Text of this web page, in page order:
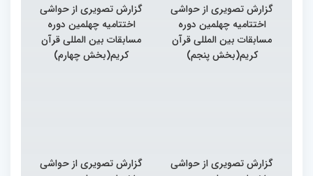
گزارش تصویری از حواشی
اختتامیه چهلمین دوره
مسابقات بین المللی قرآن
کریم(بخش پنجم)
گزارش تصویری از حواشی
اختتامیه چهلمین دوره
مسابقات بین المللی قرآن
کریم(بخش چهارم)
گزارش تصویری از حواشی
گزارش تصویری از حواشی